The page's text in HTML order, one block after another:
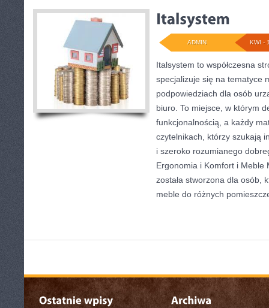
KWI -
ADMIN
Italsystem to współczesna
specjalizuje się na tematyce
podpowiedziach dla osób
biuro. To miejsce, w którym
funkcjonalnością, a każdy
czytelnikach, którzy szukają
i szeroko rozumianego
Ergonomia i Komfort i Meble
została stworzona dla osób,
meble do różnych